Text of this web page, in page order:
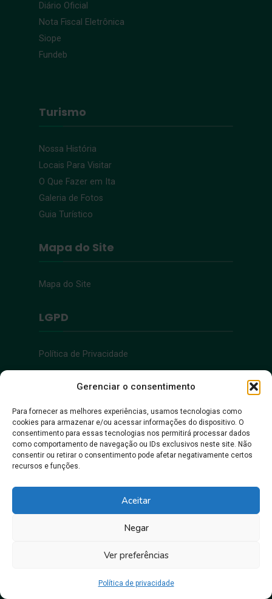
Gerenciar o consentimento
Para fornecer as melhores experiências, usamos tecnologias como
cookies para armazenar e/ou acessar informações do dispositivo. O
consentimento para essas tecnologias nos permitirá processar dados
como comportamento de navegação ou IDs exclusivos neste site. Não
consentir ou retirar o consentimento pode afetar negativamente certos
recursos e funções.
Aceitar
Negar
Ver preferências
Política de privacidade
Diário Oficial
Nota Fiscal Eletrônica
Siope
Fundeb
Turismo
Nossa História
Locais Para Visitar
O Que Fazer em Ita
Galeria de Fotos
Guia Turístico
Mapa do Site
Mapa do Site
LGPD
Política de Privacidade
Acessibilidade
Acessibilidade